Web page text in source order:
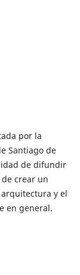
por la
Santiago de
de difundir
crear un
y el
en general.